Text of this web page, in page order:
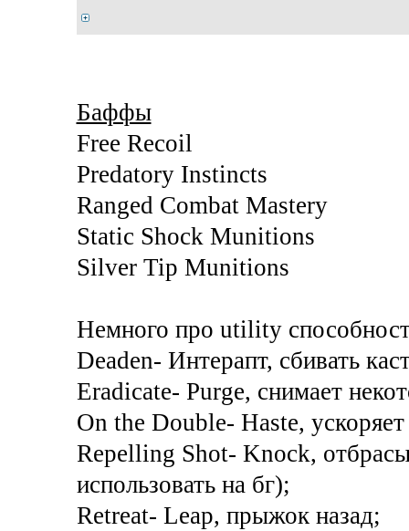
Баффы
Free Recoil
Predatory Instincts
Ranged Combat Mastery
Static Shock Munitions
Silver Tip Munitions
Немного про utility
Deaden- Интерапт, сбивать
Eradicate- Purge, снимает
On the Double- Haste,
Repelling Shot- Knock,
использовать на бг);
Retreat- Leap, прыжок назад;